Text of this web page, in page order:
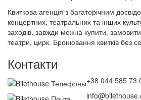
Квиткова агенція з багаторічним
концертних, театральних та інших
заходів. завжди можна купити,
театри, цирк. Бронювання квитків без
Контакти
+38 044 585 73